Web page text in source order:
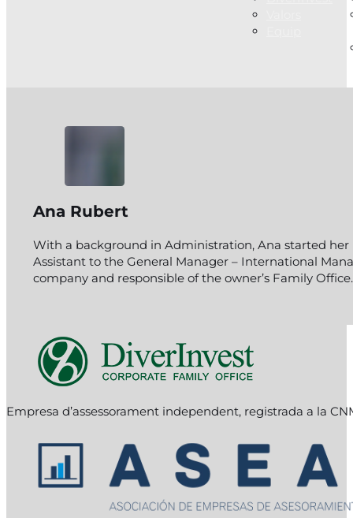
Ana Rubert
With a background in Administration, Ana started her
Assistant to the General Manager – International
company and responsible of the owner’s Family Office.
Empresa d’assessorament independent, registrada a la